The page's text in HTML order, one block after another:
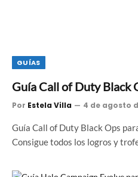
GUÍAS
Guía Call of Duty Black
Por Estela Villa 4 de agosto
Guía Call of Duty Black Ops
Consigue todos los logros y